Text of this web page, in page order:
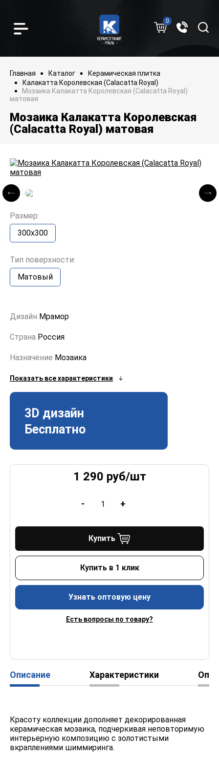
0
Главная Каталог
Керамическая плитка
Калакатта Королевская (Calacatta Royal)
Мозаика Калакатта Королевская (Calacatta Royal)
матовая
Мозаика Калакатта Королевская
(Calacatta Royal) матовая
Размер:
300x300
Тип поверхности:
Матовый
Дизайн Мрамор
Страна Россия
Назначение Мозаика
Показать все характеристики
3D дизайн
Бесплатно
1 290 руб/шт
- +
Купить
Купить в 1 клик
Узнать оптовую цену
Есть вопросы по товару?
Описание Характеристики
Красоту коллекции дополняет декорированная
керамическая мозаика, подчеркивая неповторимую
интерьерную композицию с золотистыми
вкраплениями шиммиринга.